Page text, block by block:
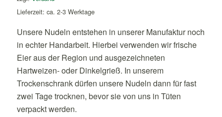
Lieferzeit: ca. 2-3 Werktage
Unsere Nudeln entstehen in unserer Manufaktur noch
in echter Handarbeit. Hierbei verwenden wir frische
Eier aus der Region und ausgezeichneten
Hartweizen- oder Dinkelgrieß. In unserem
Trockenschrank dürfen unsere Nudeln dann für fast
zwei Tage trocknen, bevor sie von uns in Tüten
verpackt werden.